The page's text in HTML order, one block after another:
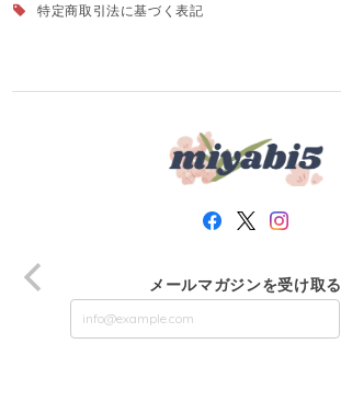
特定商取引法に基づく表記
メールマガジンを受け取る